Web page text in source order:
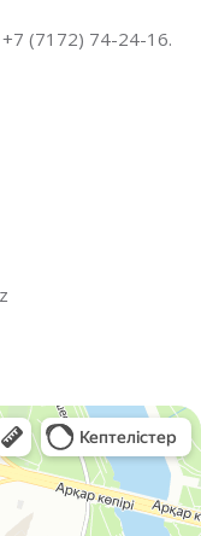
(7172) 74-24-16.
в Астане